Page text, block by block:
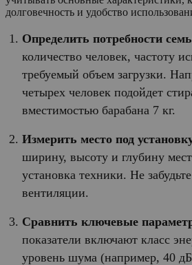
долговечность и удобство
Определить потребности
количество человек, частоту
требуемый объем загрузки.
четырех человек подойдет
вместимостью барабана 7 кг.
Измерить место под
ширину, высоту и глубину
установка техники. Не
вентиляции.
Сравнить ключевые
показатели включают класс
уровень шума (например, 40